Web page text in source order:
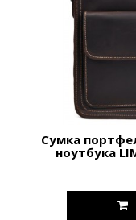
Сумка
ноутбука